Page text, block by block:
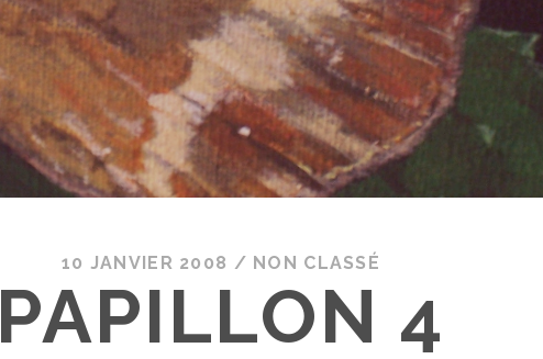
10 JANVIER 2008 / NON CLASSÉ
PAPILLON 4